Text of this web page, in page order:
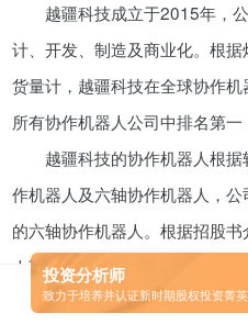
仍处于探索当中
07-24
腾讯与马化腾：腾讯五虎是如
配股权的
资鲸精选 | Airbnb天使轮融资
有这14页，但足以打动投资人
11-21
越疆科技成立于2015年，公
计、开发、制造及商业化。根
货量计，越疆科技在全球协作
所有协作机器人公司中排名第一
越疆科技的协作机器人根据
作机器人及六轴协作机器人，
的六轴协作机器人。根据招股
人可用于执行各式各样工作，
Magician系列及M系列，体积
投资分析师
致力于培养并认证新时期股权投资菁